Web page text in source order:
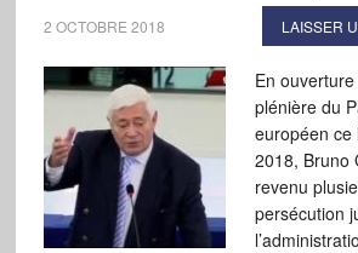
2 OCTOBRE 2018 LAISSER
En
plénière du
européen ce
2018, Bruno
revenu
persécution